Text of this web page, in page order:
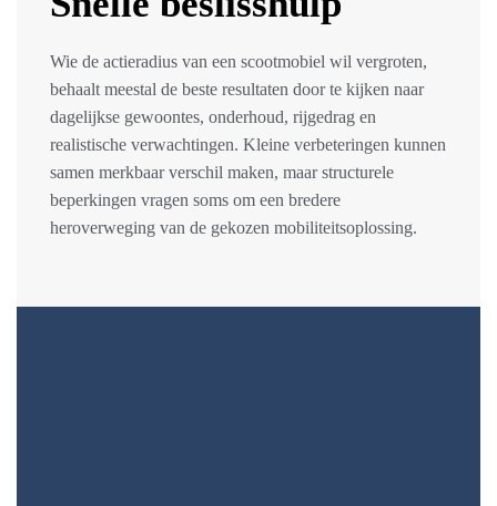
Wie de actieradius van een scootmobiel wil vergroten,
behaalt meestal de beste resultaten door te kijken naar
dagelijkse gewoontes, onderhoud, rijgedrag en
realistische verwachtingen. Kleine verbeteringen kunnen
samen merkbaar verschil maken, maar structurele
beperkingen vragen soms om een bredere
heroverweging van de gekozen mobiliteitsoplossing.